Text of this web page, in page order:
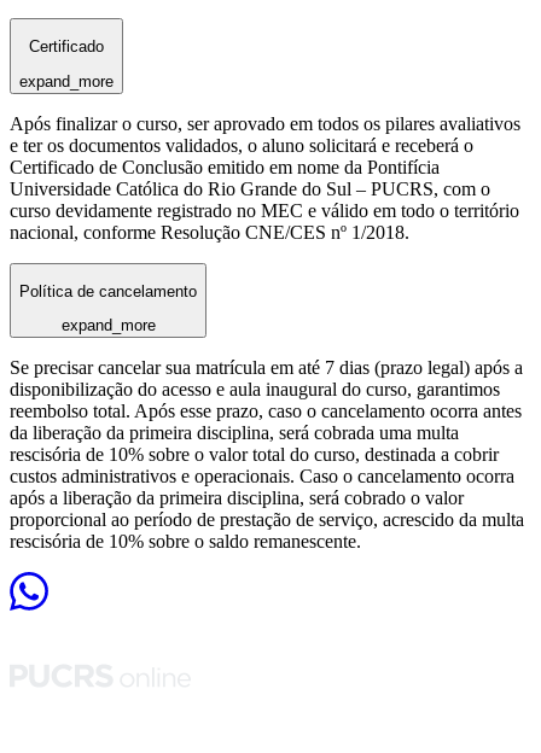
Certificado
expand_more
Após finalizar o curso, ser aprovado em todos os pilares avaliativos
e ter os documentos validados, o aluno solicitará e receberá o
Certificado de Conclusão emitido em nome da Pontifícia
Universidade Católica do Rio Grande do Sul – PUCRS, com o
curso devidamente registrado no MEC e válido em todo o território
nacional, conforme Resolução CNE/CES nº 1/2018.
Política de cancelamento
expand_more
Se precisar cancelar sua matrícula em até 7 dias (prazo legal) após a
disponibilização do acesso e aula inaugural do curso, garantimos
reembolso total. Após esse prazo, caso o cancelamento ocorra antes
da liberação da primeira disciplina, será cobrada uma multa
rescisória de 10% sobre o valor total do curso, destinada a cobrir
custos administrativos e operacionais. Caso o cancelamento ocorra
após a liberação da primeira disciplina, será cobrado o valor
proporcional ao período de prestação de serviço, acrescido da multa
rescisória de 10% sobre o saldo remanescente.